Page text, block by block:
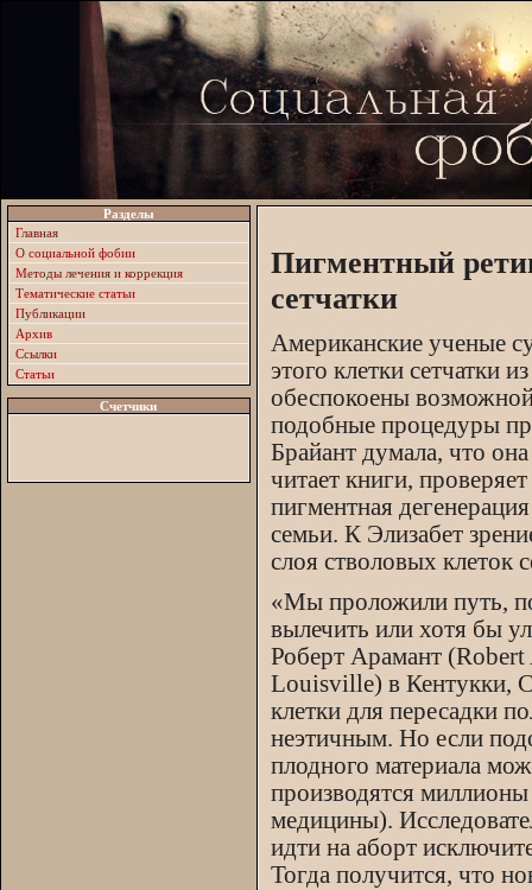
Разделы
Главная
О социальной фобии
Методы лечения и коррекция
Тематические статьи
Публикации
Архив
Ссылки
Статьи
Счетчики
Пигментный
сетчатки
Американские ученые
этого клетки сетчатки
обеспокоены
подобные процедуры
Брайант думала, что
читает книги,
пигментная
семьи. К Элизабет
слоя стволовых клеток
«Мы проложили путь,
вылечить или хотя бы
Роберт Арамант
Louisville) в Кентукки,
клетки для пересадки
неэтичным. Но если
плодного материала
производятся
медицины).
идти на аборт
Тогда получится, что